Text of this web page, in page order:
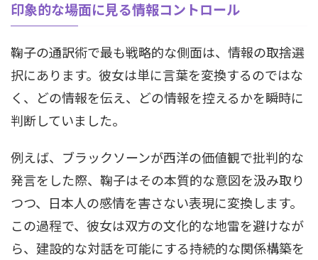
印象的な場面に見る情報コントロール
鞠子の通訳術で最も戦略的な側面は、情報の取捨選
択にあります。彼女は単に言葉を変換するのではな
く、どの情報を伝え、どの情報を控えるかを瞬時に
判断していました。
例えば、ブラックソーンが西洋の価値観で批判的な
発言をした際、鞠子はその本質的な意図を汲み取り
つつ、日本人の感情を害さない表現に変換します。
この過程で、彼女は双方の文化的な地雷を避けなが
ら、建設的な対話を可能にする持続的な関係構築を